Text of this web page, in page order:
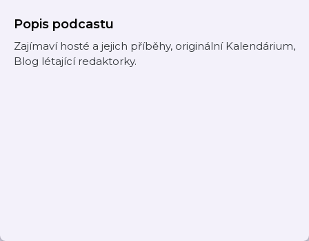
Popis podcastu
Zajímaví hosté a jejich příběhy, originální Kalendárium,
Blog létající redaktorky.